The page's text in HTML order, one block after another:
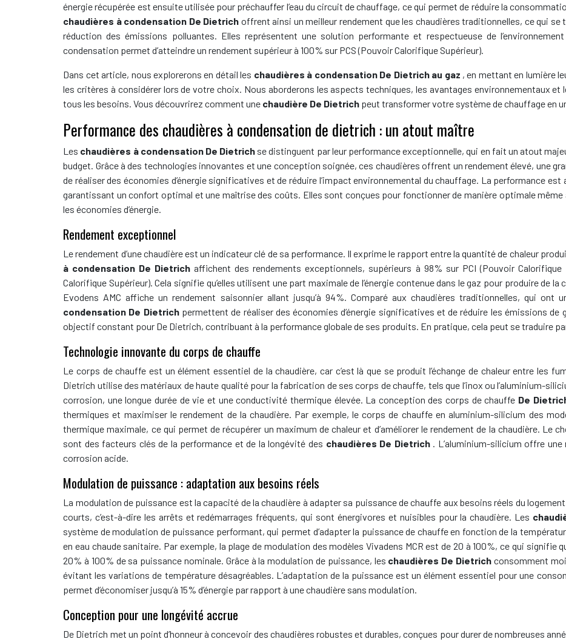
énergie récupérée est ensuite utilisée pour préchauffer l’eau du circuit de chauffage, ce qui permet de réduire la
chaudières à condensation De Dietrich offrent ainsi un meilleur rendement que les chaudières traditionnelles, ce qui
réduction des émissions polluantes. Elles représentent une solution performante et respectueuse de
condensation permet d’atteindre un rendement supérieur à 100% sur PCS (Pouvoir Calorifique Supérieur).
Dans cet article, nous explorerons en détail les chaudières à condensation De Dietrich au gaz , en mettant en lumière
les critères à considérer lors de votre choix. Nous aborderons les aspects techniques, les avantages environnementaux
tous les besoins. Vous découvrirez comment une chaudière De Dietrich peut transformer votre système de chauffage en
Performance des chaudières à condensation de dietrich : un atout maître
Les chaudières à condensation De Dietrich se distinguent par leur performance exceptionnelle, qui en fait un atout
budget. Grâce à des technologies innovantes et une conception soignée, ces chaudières offrent un rendement élevé, une
de réaliser des économies d’énergie significatives et de réduire l’impact environnemental du chauffage. La performance
garantissant un confort optimal et une maîtrise des coûts. Elles sont conçues pour fonctionner de manière optimale même
les économies d’énergie.
Rendement exceptionnel
Le rendement d’une chaudière est un indicateur clé de sa performance. Il exprime le rapport entre la quantité de chaleur
à condensation De Dietrichaffichent des rendements exceptionnels, supérieurs à 98% sur PCI (Pouvoir
Calorifique Supérieur). Cela signifie qu’elles utilisent une part maximale de l’énergie contenue dans le gaz pour produire de
Evodens AMC affiche un rendement saisonnier allant jusqu’à 94%. Comparé aux chaudières traditionnelles, qui ont
condensation De Dietrich permettent de réaliser des économies d’énergie significatives et de réduire les émissions de
objectif constant pour De Dietrich, contribuant à la performance globale de ses produits. En pratique, cela peut se traduire
Technologie innovante du corps de chauffe
Le corps de chauffe est un élément essentiel de la chaudière, car c’est là que se produit l’échange de chaleur entre les
Dietrich utilise des matériaux de haute qualité pour la fabrication de ses corps de chauffe, tels que l’inox ou l’aluminium-
corrosion, une longue durée de vie et une conductivité thermique élevée. La conception des corps de chauffe De
thermiques et maximiser le rendement de la chaudière. Par exemple, le corps de chauffe en aluminium-silicium des
thermique maximale, ce qui permet de récupérer un maximum de chaleur et d’améliorer le rendement de la chaudière. Le
sont des facteurs clés de la performance et de la longévité des chaudières De Dietrich . L’aluminium-silicium offre
corrosion acide.
Modulation de puissance : adaptation aux besoins réels
La modulation de puissance est la capacité de la chaudière à adapter sa puissance de chauffe aux besoins réels du
courts, c’est-à-dire les arrêts et redémarrages fréquents, qui sont énergivores et nuisibles pour la chaudière. Les
système de modulation de puissance performant, qui permet d’adapter la puissance de chauffe en fonction de la
en eau chaude sanitaire. Par exemple, la plage de modulation des modèles Vivadens MCR est de 20 à 100%, ce qui signifie
20% à 100% de sa puissance nominale. Grâce à la modulation de puissance, les chaudières De Dietrich consomment
évitant les variations de température désagréables. L’adaptation de la puissance est un élément essentiel pour une
permet d’économiser jusqu’à 15% d’énergie par rapport à une chaudière sans modulation.
Conception pour une longévité accrue
De Dietrich met un point d’honneur à concevoir des chaudières robustes et durables, conçues pour durer de nombreuses